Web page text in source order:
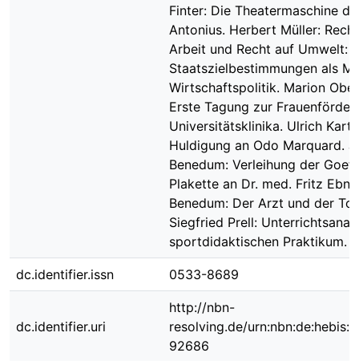
Finter: Die Theatermaschine
Antonius. Herbert Müller:
Arbeit und Recht auf Umwelt:
Staatszielbestimmungen als
Wirtschaftspolitik. Marion
Erste Tagung zur
Universitätsklinika. Ulrich
Huldigung an Odo Marquard.
Benedum: Verleihung der
Plakette an Dr. med. Fritz
Benedum: Der Arzt und der
Siegfried Prell:
sportdidaktischen Praktikum.
dc.identifier.issn 0533-8689
dc.identifier.uri
http://nbn-
resolving.de/
92686